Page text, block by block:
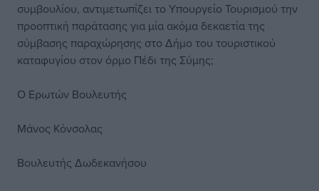
συμβουλίου, αντιμετωπίζει το Υπουργείο Τουρισμού την
προοπτική παράτασης για μία ακόμα δεκαετία της
σύμβασης παραχώρησης στο Δήμο του τουριστικού
καταφυγίου στον όρμο Πέδι της Σύμης;
Ο Ερωτών Βουλευτής
Μάνος Κόνσολας
Βουλευτής Δωδεκανήσου